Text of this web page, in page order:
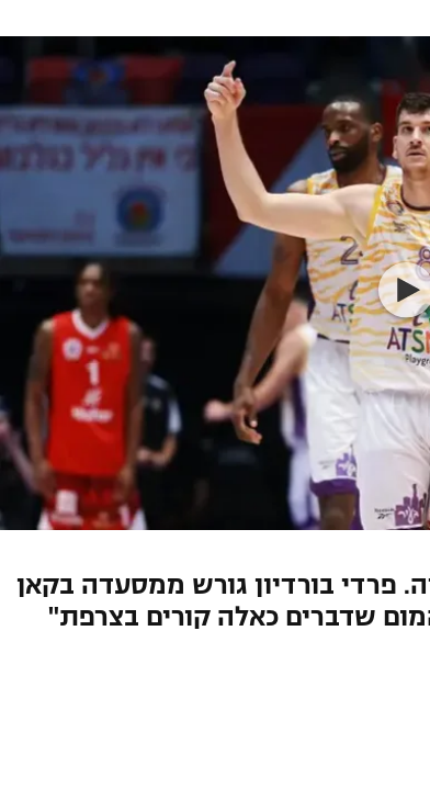
שבע
ליגה סינית
ליגה ברזילאית
ליגות נוספות
פרדי בורדיון גורש ממסעדה בקאן
שדברים כאלה קורים בצרפת"